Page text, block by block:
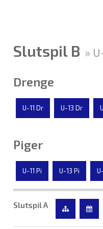
Slutspil B »
Drenge
U-11 Dr U-13 Dr
Piger
U-11 Pi U-13 Pi
Slutspil A